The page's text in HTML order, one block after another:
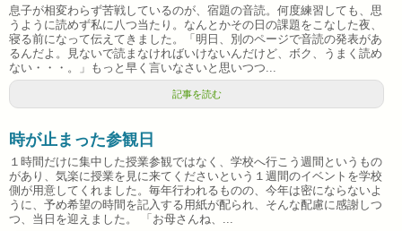
息子が相変わらず苦戦しているのが、宿題の音読。何度練習しても、思
うように読めず私に八つ当たり。なんとかその日の課題をこなした夜、
寝る前になって伝えてきました。「明日、別のページで音読の発表があ
るんだよ。見ないで読まなければいけないんだけど、ボク、うまく読め
ない・・・。」もっと早く言いなさいと思いつつ...
記事を読む
時が止まった参観日
１時間だけに集中した授業参観ではなく、学校へ行こう週間というもの
があり、気楽に授業を見に来てくださいという１週間のイベントを学校
側が用意してくれました。毎年行われるものの、今年は密にならないよ
うに、予め希望の時間を記入する用紙が配られ、そんな配慮に感謝しつ
つ、当日を迎えました。 「お母さんね、...